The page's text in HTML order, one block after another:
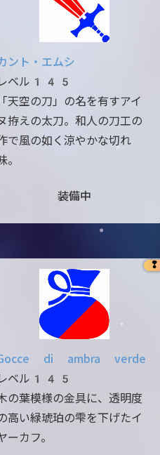
ント・エムシ
ベル145
「天空の刀」の名を有すアイ
拵えの太刀。和人の刀工の
で風の如く涼やかな切れ
。
装備中
❢
di ambra verde
ベル145
の葉模様の金具に、透明度
高い緑琥珀の雫を下げたイ
ーカフ。